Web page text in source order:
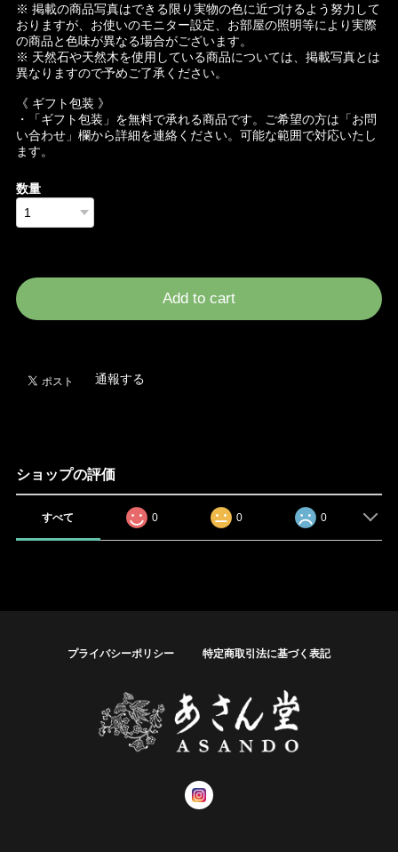
※ 掲載の商品写真はできる限り実物の色に近づけるよう努力して
おりますが、お使いのモニター設定、お部屋の照明等により実際
の商品と色味が異なる場合がございます。
※ 天然石や天然木を使用している商品については、掲載写真とは
異なりますので予めご了承ください。
《 ギフト包装 》
・「ギフト包装」を無料で承れる商品です。ご希望の方は「お問
い合わせ」欄から詳細を連絡ください。可能な範囲で対応いたし
ます。
数量
Add to cart
通報する
ショップの評価
すべて 0 0 0
プライバシーポリシー 特定商取引法に基づく表記